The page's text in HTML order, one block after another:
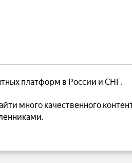
платформ в России и СНГ.
много качественного